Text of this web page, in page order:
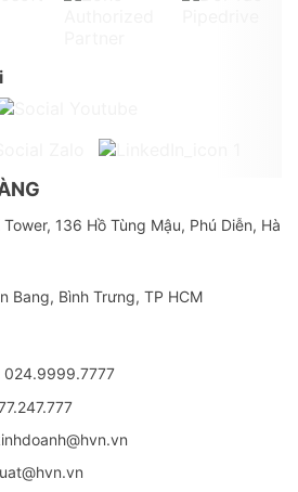
136 Hồ Tùng Mậu, Phú Diễn, Hà
Bang, Bình Trưng, TP HCM
024.9999.7777